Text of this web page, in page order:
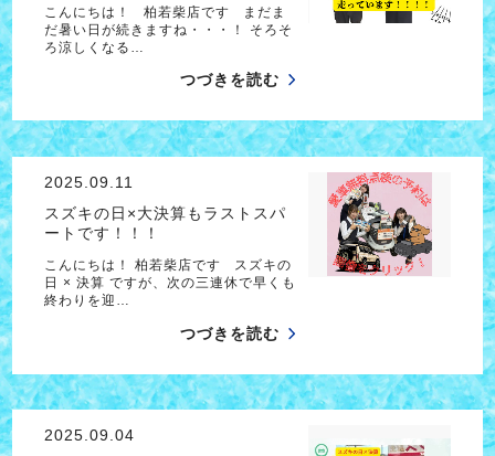
こんにちは！ 柏若柴店です まだま
だ暑い日が続きますね・・・！ そろそ
ろ涼しくなる…
つづきを読む
2025.09.11
スズキの日×大決算もラストスパ
ートです！！！
こんにちは！ 柏若柴店です スズキの
日 × 決算 ですが、次の三連休で早くも
終わりを迎…
つづきを読む
2025.09.04